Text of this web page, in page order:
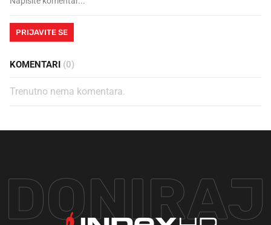
PRIJAVITE SE
KOMENTARI (0)
Trenutno nema komentara.
DONIRAJ